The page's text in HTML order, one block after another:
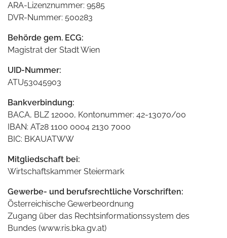
ARA-Lizenznummer: 9585
DVR-Nummer: 500283
Behörde gem. ECG:
Magistrat der Stadt Wien
UID-Nummer:
ATU53045903
Bankverbindung:
BACA, BLZ 12000, Kontonummer: 42-13070/00
IBAN: AT28 1100 0004 2130 7000
BIC: BKAUATWW
Mitgliedschaft bei:
Wirtschaftskammer Steiermark
Gewerbe- und berufsrechtliche Vorschriften:
Österreichische Gewerbeordnung
Zugang über das Rechtsinformationssystem des
Bundes (www.ris.bka.gv.at)